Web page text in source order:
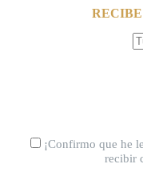
¡Confirmo que he
recibir